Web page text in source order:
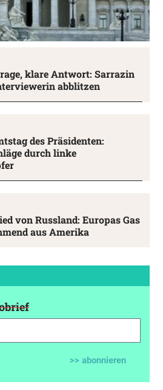
klare Antwort: Sarrazin
abblitzen
des Präsidenten:
durch linke
von Russland: Europas Gas
aus Amerika
>> abonnieren